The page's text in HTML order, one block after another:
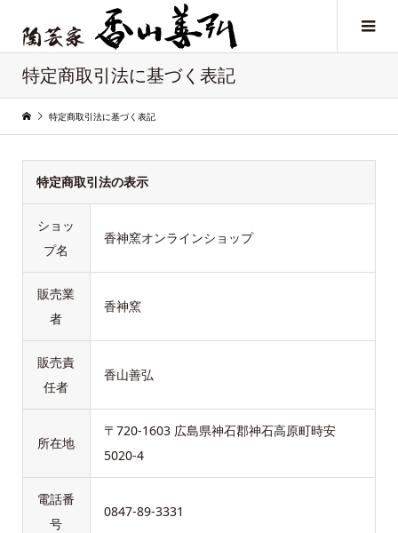
特定商取引法に基づく表記
特定商取引法に基づく表記
特定商取引法の表示
ショッ
プ名
香神窯オンラインショップ
販売業
者
香神窯
販売責
任者
香山善弘
所在地
〒720-1603 広島県神石郡神石高原町時安
5020-4
電話番
号
0847-89-3331